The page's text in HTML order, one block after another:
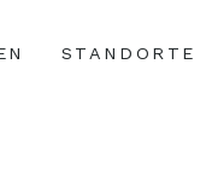
STANDORTE